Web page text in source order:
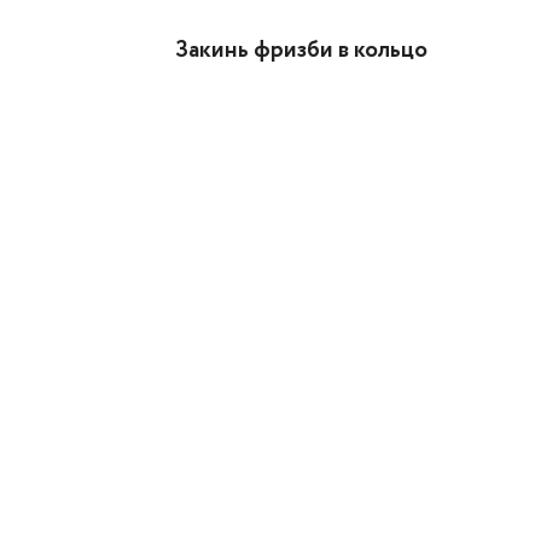
Закинь фризби в кольцо